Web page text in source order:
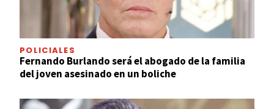
POLICIALES
Fernando Burlando será el abogado de la familia
del joven asesinado en un boliche